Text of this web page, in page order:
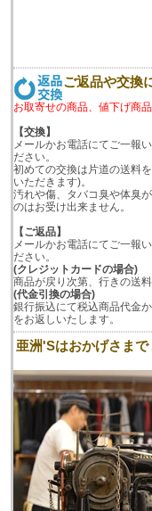
ご返品や交換
お取寄せの商品、値下げ商
【交換】
メールかお電話にてご一報
ださい。
初めての交換は片道の送料
いただきます)。
汚れや傷、タバコ臭や体臭
のはお受け出来ません。
【ご返品】
メールかお電話にてご一報
ださい。
(クレジットカードの場合)
商品が戻り次第、行きの送
(代金引換の場合)
銀行振込にて税込商品代金
をお返しいたします。
亜洲'Sはおかげさま